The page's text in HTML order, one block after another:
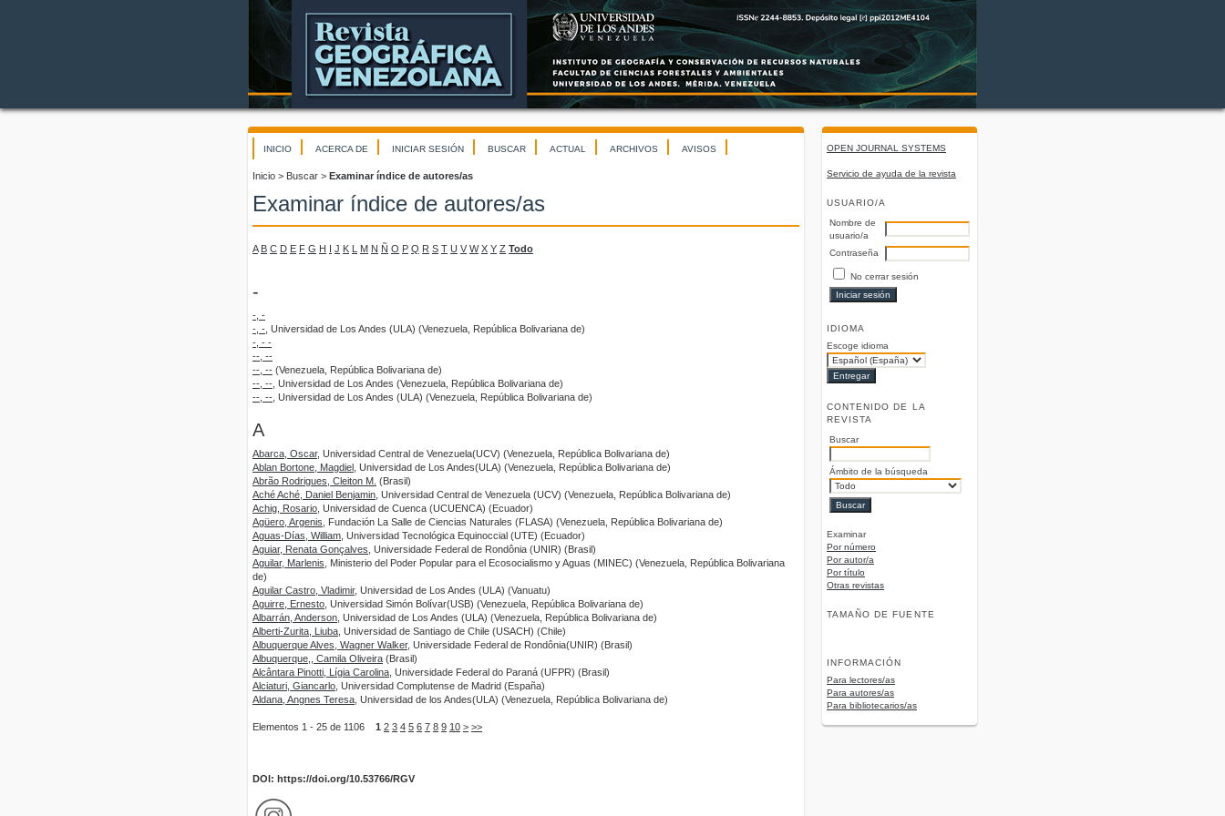
OPEN JOURNAL SYSTEMS
Servicio de ayuda de la revista
USUARIO/A
Nombre de
usuario/a
Contraseña
No cerrar sesión
IDIOMA
Escoge idioma
CONTENIDO DE LA
REVISTA
Buscar
Ámbito de la búsqueda
Examinar
Por número
Por autor/a
Por título
Otras revistas
TAMAÑO DE FUENTE
INFORMACIÓN
Para lectores/as
Para autores/as
Para bibliotecarios/as
INICIO ACERCA DE INICIAR SESIÓN BUSCAR ACTUAL ARCHIVOS AVISOS
Inicio > Buscar > Examinar índice de autores/as
Examinar índice de autores/as
A B C D E F G H I J K L M N Ñ O P Q R S T U V W X Y Z Todo
-
-, -
-, - , Universidad de Los Andes (ULA) (Venezuela, República Bolivariana de)
-, - -
--, --
--, -- (Venezuela, República Bolivariana de)
--, -- , Universidad de Los Andes (Venezuela, República Bolivariana de)
--, -- , Universidad de Los Andes (ULA) (Venezuela, República Bolivariana de)
A
Abarca, Oscar, Universidad Central de Venezuela(UCV) (Venezuela, República Bolivariana de)
Ablan Bortone, Magdiel , Universidad de Los Andes(ULA) (Venezuela, República Bolivariana de)
Abrão Rodrigues, Cleiton M. (Brasil)
Aché Aché, Daniel Benjamin, Universidad Central de Venezuela (UCV) (Venezuela, República Bolivariana de)
Achig, Rosario, Universidad de Cuenca (UCUENCA) (Ecuador)
Agüero, Argenis, Fundación La Salle de Ciencias Naturales (FLASA) (Venezuela, República Bolivariana de)
Aguas-Días, William, Universidad Tecnológica Equinoccial (UTE) (Ecuador)
Aguiar, Renata Gonçalves, Universidade Federal de Rondônia (UNIR) (Brasil)
Aguilar, Marlenis, Ministerio del Poder Popular para el Ecosocialismo y Aguas (MINEC) (Venezuela, República Bolivariana
de)
Aguilar Castro, Vladimir, Universidad de Los Andes (ULA) (Vanuatu)
Aguirre, Ernesto, Universidad Simón Bolívar(USB) (Venezuela, República Bolivariana de)
Albarrán, Anderson, Universidad de Los Andes (ULA) (Venezuela, República Bolivariana de)
Alberti-Zurita, Liuba, Universidad de Santiago de Chile (USACH) (Chile)
Albuquerque Alves, Wagner Walker, Universidade Federal de Rondônia(UNIR) (Brasil)
Albuquerque,, Camila Oliveira (Brasil)
Alcântara Pinotti, Lígia Carolina, Universidade Federal do Paraná (UFPR) (Brasil)
Alciaturi, Giancarlo, Universidad Complutense de Madrid (España)
Aldana, Angnes Teresa, Universidad de los Andes(ULA) (Venezuela, República Bolivariana de)
Elementos 1 - 25 de 1106 1 2 3 4 5 6 7 8 9 10 > >>
DOI: https://doi.org/10.53766/RGV